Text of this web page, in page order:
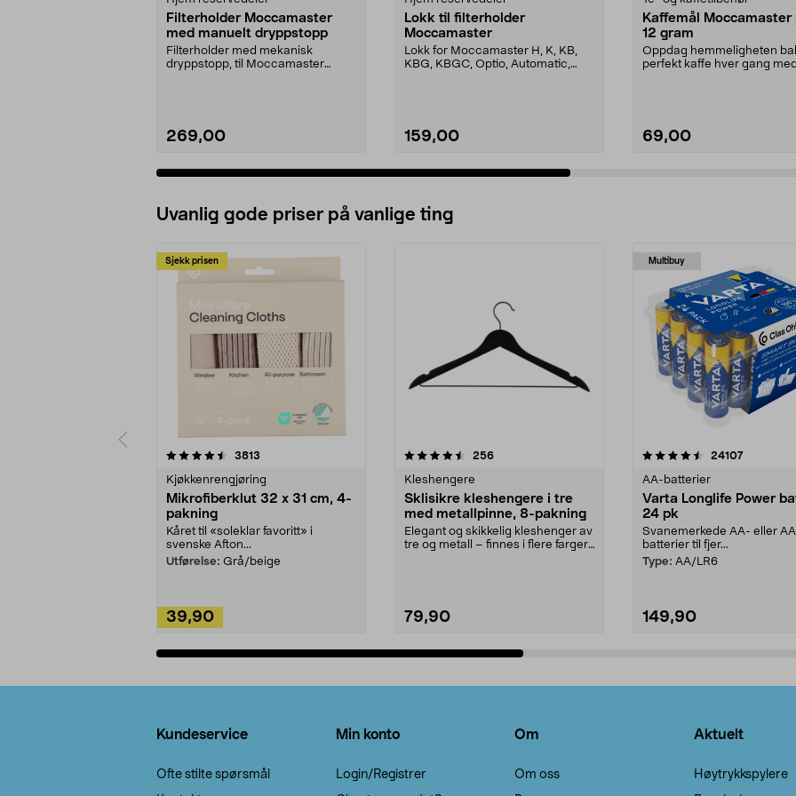
Filterholder Moccamaster
med manuelt dryppstopp
Filterholder med mekanisk
dryppstopp, til Moccamaster
269,00
Lokk til filterholder
Moccamaster
Lokk for Moccamaster H, K, KB,
KBG, KBGC, Optio, Automatic,
159,00
Kaffemål Moccamaster
12 gram
Oppdag hemmeligheten
perfekt kaffe hver gang med
69,00
Uvanlig gode priser på vanlige ting
Sjekk prisen
3813
Kjøkkenrengjøring
Mikrofiberklut 32 x 31 cm, 4-
pakning
Kåret til «soleklar favoritt» i
svenske Afton...
Utførelse: Grå/beige
39,90
4.5av 5 stjerner 256anmeldelser
Kleshengere
Sklisikre kleshengere i tre
med metallpinne, 8-pakning
Elegant og skikkelig kleshenger av
tre og metall – finnes i flere farger.
79,90
Multibuy
4.5av 5 stjerner 24107
AA-batterier
Varta Longlife Power
24 pk
Svanemerkede AA- eller
batterier til fjer...
Type: AA/LR6
149,90
4.5av 5 stjerner
Kundeservice
Ofte stilte spørsmål
Min konto
Login/Registrer
Om
Om oss
Aktuelt
Høytrykkspylere